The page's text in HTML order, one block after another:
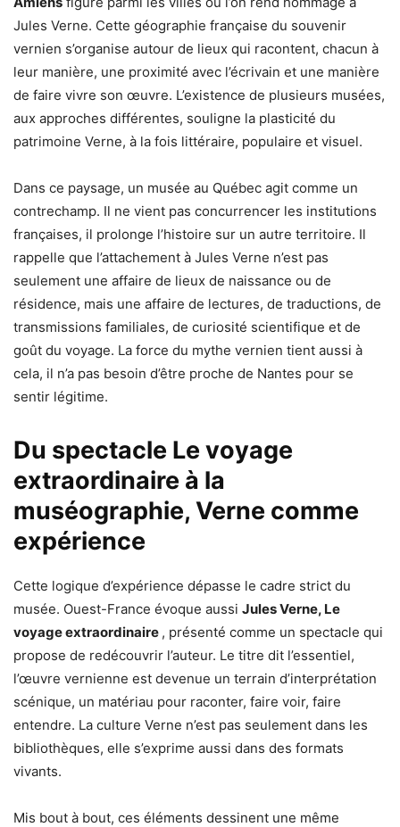
Jules Verne. Cette géographie française du souvenir
vernien s’organise autour de lieux qui racontent, chacun à
leur manière, une proximité avec l’écrivain et une manière
de faire vivre son œuvre. L’existence de plusieurs musées,
aux approches différentes, souligne la plasticité du
patrimoine Verne, à la fois littéraire, populaire et visuel.
Dans ce paysage, un musée au Québec agit comme un
contrechamp. Il ne vient pas concurrencer les institutions
françaises, il prolonge l’histoire sur un autre territoire. Il
rappelle que l’attachement à Jules Verne n’est pas
seulement une affaire de lieux de naissance ou de
résidence, mais une affaire de lectures, de traductions, de
transmissions familiales, de curiosité scientifique et de
goût du voyage. La force du mythe vernien tient aussi à
cela, il n’a pas besoin d’être proche de Nantes pour se
sentir légitime.
Du spectacle Le voyage
extraordinaire à la
muséographie, Verne comme
expérience
Cette logique d’expérience dépasse le cadre strict du
musée. Ouest-France évoque aussi Jules Verne, Le
voyage extraordinaire , présenté comme un spectacle qui
propose de redécouvrir l’auteur. Le titre dit l’essentiel,
l’œuvre vernienne est devenue un terrain d’interprétation
scénique, un matériau pour raconter, faire voir, faire
entendre. La culture Verne n’est pas seulement dans les
bibliothèques, elle s’exprime aussi dans des formats
vivants.
Mis bout à bout, ces éléments dessinent une même